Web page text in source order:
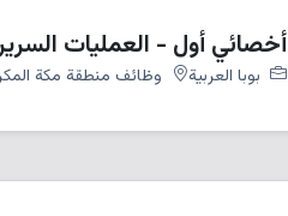
أخصائي أول - العمليات
بوبا العربية وظائف منطقة مكة